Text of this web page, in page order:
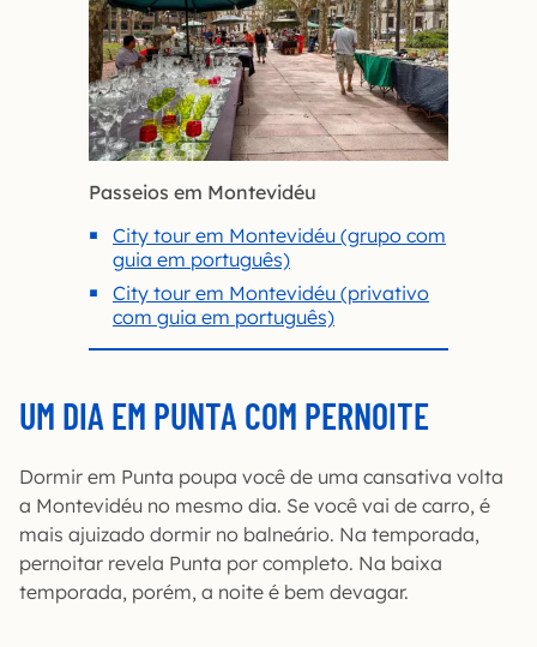
Passeios em Montevidéu
City tour em Montevidéu (grupo com
guia em português)
City tour em Montevidéu (privativo
com guia em português)
UM DIA EM PUNTA COM PERNOITE
Dormir em Punta poupa você de uma cansativa volta
a Montevidéu no mesmo dia. Se você vai de carro, é
mais ajuizado dormir no balneário. Na temporada,
pernoitar revela Punta por completo. Na baixa
temporada, porém, a noite é bem devagar.